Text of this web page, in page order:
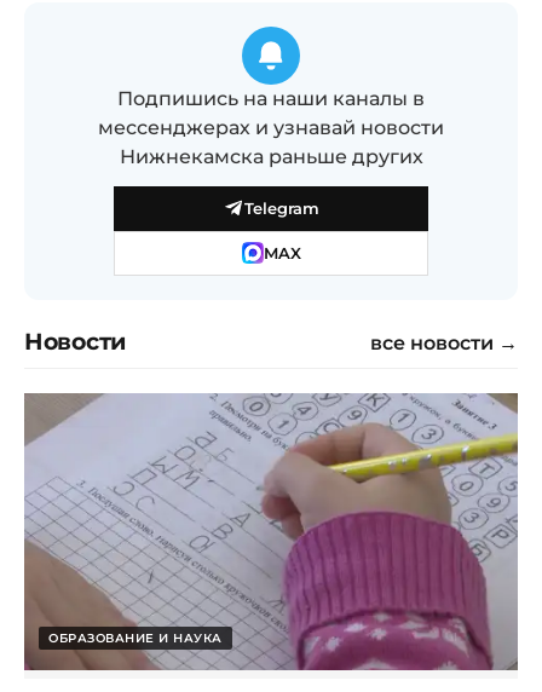
Подпишись на наши каналы в
мессенджерах и узнавай новости
Нижнекамска раньше других
Telegram
MAX
Новости все новости →
ОБРАЗОВАНИЕ И НАУКА